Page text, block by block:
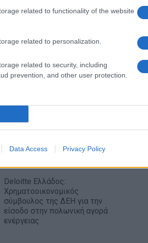
related to functionality of the website
related to personalization.
related to security, including
prevention, and other user protection.
Data Access Privacy Policy
Λύγισε στην παράταση η
την Ισπανία (pics)
Deloitte Ελλάδος:
Χρηματοοικονομικός
σύμβουλος της ΔΕΗ για την
είσοδο στην πολωνική αγορά
ενέργειας